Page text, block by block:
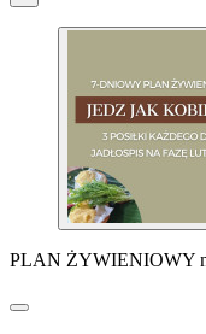
PLAN ŻYWIENIOWY